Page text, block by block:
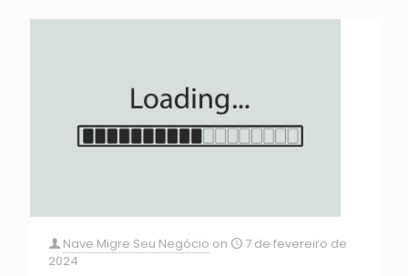
Nave Migre Seu Negócio on
7 de fevereiro de
2024